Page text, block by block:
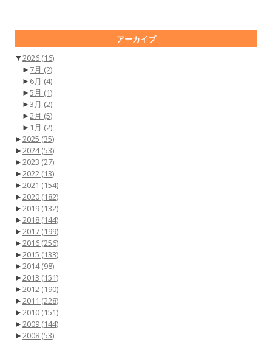
アーカイブ
▼2026 (16)
► 7月 (2)
► 6月 (4)
►5月 (1)
►3月 (2)
►2月 (5)
► 1月 (2)
►2025 (35)
►2024(53)
►2023 (27)
►2022 (13)
►2021 (154)
►2020 (182)
►2019 (132)
►2018 (144)
►2017 (199)
►2016 (256)
►2015 (133)
►2014(98)
►2013 (151)
►2012 (190)
►2011 (228)
►2010 (151)
►2009 (144)
►2008 (53)